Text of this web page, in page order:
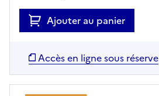
Ajouter au panier
Accès en ligne sous réserve